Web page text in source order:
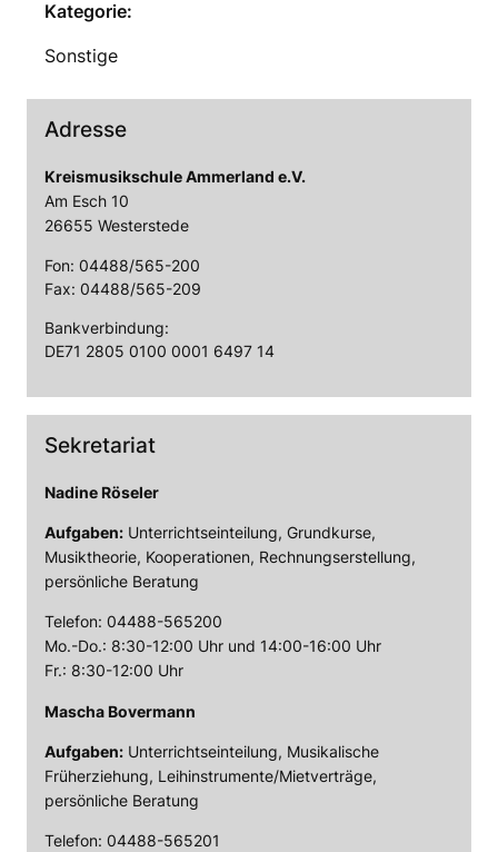
Kategorie:
Sonstige
Adresse
Kreismusikschule Ammerland e.V.
Am Esch 10
26655 Westerstede
Fon: 04488/565-200
Fax: 04488/565-209
Bankverbindung:
DE71 2805 0100 0001 6497 14
Sekretariat
Nadine Röseler
Aufgaben: Unterrichtseinteilung, Grundkurse,
Musiktheorie, Kooperationen, Rechnungserstellung,
persönliche Beratung
Telefon: 04488-565200
Mo.-Do.: 8:30-12:00 Uhr und 14:00-16:00 Uhr
Fr.: 8:30-12:00 Uhr
Mascha Bovermann
Aufgaben: Unterrichtseinteilung, Musikalische
Früherziehung, Leihinstrumente/Mietverträge,
persönliche Beratung
Telefon: 04488-565201